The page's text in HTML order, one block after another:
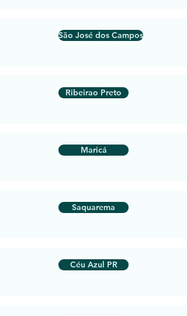
São José dos Campos
Ribeirao Preto
Maricá
Saquarema
Céu Azul PR